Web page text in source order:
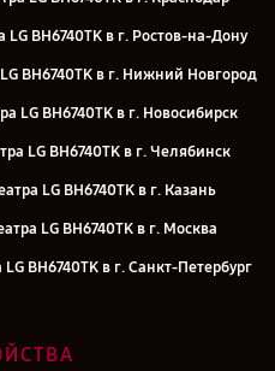
BH6740TK в г. Ростов-на-Дону
BH6740TK в г. Нижний Новгород
LG BH6740TK в г. Новосибирск
LG BH6740TK в г. Челябинск
LG BH6740TK в г. Казань
LG BH6740TK в г. Москва
BH6740TK в г. Санкт-Петербург